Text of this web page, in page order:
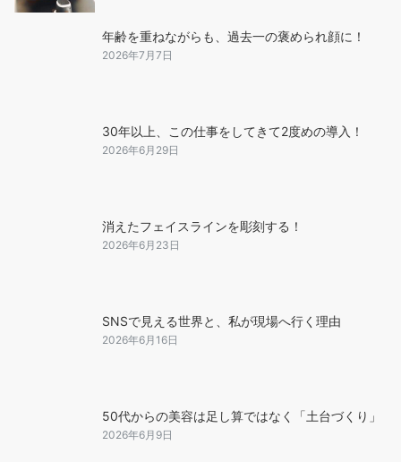
年齢を重ねながらも、過去一の褒められ顔に！
2026年7月7日
30年以上、この仕事をしてきて2度めの導入！
2026年6月29日
消えたフェイスラインを彫刻する！
2026年6月23日
SNSで見える世界と、私が現場へ行く理由
2026年6月16日
50代からの美容は足し算ではなく「土台づくり」
2026年6月9日